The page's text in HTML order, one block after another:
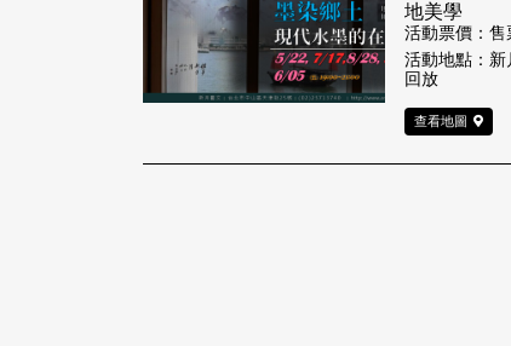
地美學
活動票價：售
活動地點：
回放
查看地圖